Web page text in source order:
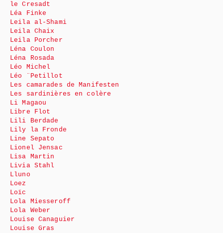
le Cresadt
Léa Finke
Leila al-Shami
Leila Chaix
Leila Porcher
Léna Coulon
Léna Rosada
Léo Michel
Léo ¨Petillot
Les camarades de Manifesten
Les sardinières en colère
Li Magaou
Libre Flot
Lili Berdade
Lily la Fronde
Line Sepato
Lionel Jensac
Lisa Martin
Livia Stahl
Lluno
Loez
Loïc
Lola Miesseroff
Lola Weber
Louise Canaguier
Louise Gras